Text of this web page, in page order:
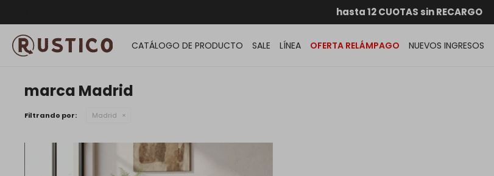
ENVÍOS A TODO EL PAÍS
GARANTÍA DE DEVOLUCIÓN
hasta 12 CUOTAS sin RECARGO
ENVÍO GRATIS dentro de MONTEVIDEO en compras
CATÁLOGO DE PRODUCTO SALE LÍNEA OFERTA RELÁMPAGO NUEVOS INGRESOS
marca Madrid
Filtrando por: Madrid